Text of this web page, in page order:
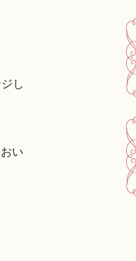
し
い